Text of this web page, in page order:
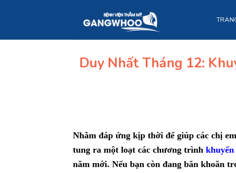
Duy Nhất Tháng 12:
Nhằm đáp ứng kịp thời để giúp các chị
tung ra một loạt các chương trình
năm mới. Nếu bạn còn đang băn khoăn